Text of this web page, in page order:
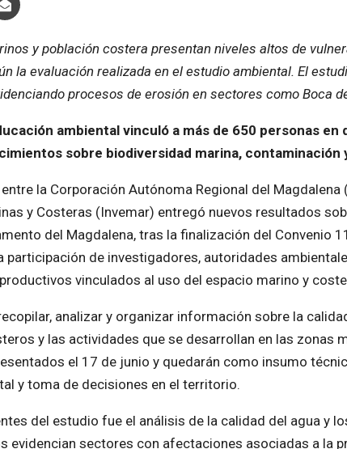
y población costera presentan niveles altos de
la evaluación realizada en el estudio ambiental. El
procesos de erosión en sectores como Boca
ambiental vinculó a más de 650 personas en
sobre biodiversidad marina, contaminación
la Corporación Autónoma Regional del
y Costeras (Invemar) entregó nuevos resultados
del Magdalena, tras la finalización del Convenio
participación de investigadores, autoridades
vinculados al uso del espacio marino y
analizar y organizar información sobre la
y las actividades que se desarrollan en las zonas
el 17 de junio y quedarán como insumo
y toma de decisiones en el territorio.
del estudio fue el análisis de la calidad del agua y
evidencian sectores con afectaciones asociadas a la